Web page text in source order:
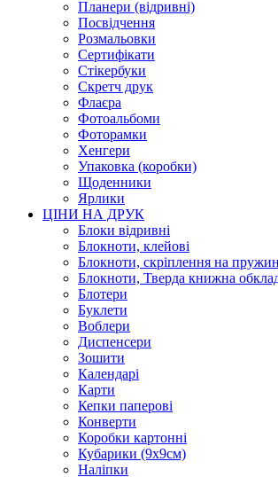
Планери (відривні)
Посвідчення
Розмальовки
Сертифікати
Стікербуки
Скретч друк
Флаєра
Фотоальбоми
Фоторамки
Хенгери
Упаковка (коробки)
Щоденники
Ярлики
ЦІНИ НА ДРУК
Блоки відривні
Блокноти, клейові
Блокноти, скріплення на
Блокноти, Тверда книжна
Блотери
Буклети
Воблери
Диспенсери
Зошити
Календарі
Карти
Кепки паперові
Конверти
Коробки картонні
Кубарики (9х9см)
Наліпки